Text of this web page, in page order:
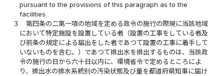
pursuant to the provisions of this paragraph as to the
facilities.
３
第四条の二第一項の地域を定める政令の施行の際現に当該地域
において特定施設を設置している者（設置の工事をしている者及
び前条の規定による届出をした者であつて設置の工事に着手して
いないものを含む。）であつて排出水を排出するものは、当該政
令の施行の日から六十日以内に、環境省令で定めるところによ
り、排出水の排水系統別の汚染状態及び量を都道府県知事に届け